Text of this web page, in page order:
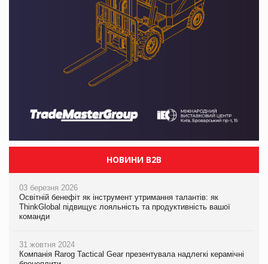
НОВИНИ B2B
03 березня 2026
Освітній бенефіт як інструмент утримання талантів: як
ThinkGlobal підвищує лояльність та продуктивність вашої
команди
31 жовтня 2024
Компанія Rarog Tactical Gear презентувала надлегкі керамічні